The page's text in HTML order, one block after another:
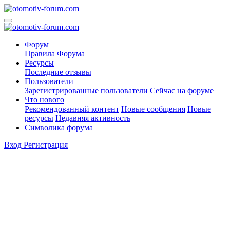
Форум
Правила Форума
Ресурсы
Последние отзывы
Пользователи
Зарегистрированные пользователи Сейчас на форуме
Что нового
Рекомендованный контент Новые сообщения Новые
ресурсы Недавняя активность
Символика форума
Вход Регистрация